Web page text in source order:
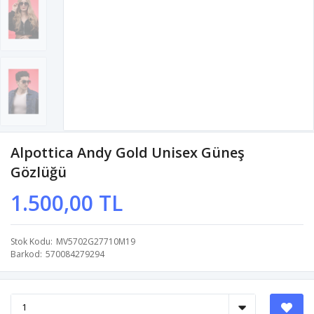
Alpottica Andy Gold Unisex Güneş
Gözlüğü
1.500,00 TL
Stok Kodu MV5702G27710M19
Barkod 570084279294